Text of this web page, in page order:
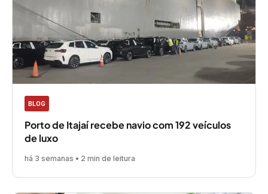
BLOG
Porto de Itajaí recebe navio com 192 veículos
de luxo
há 3 semanas • 2 min de leitura